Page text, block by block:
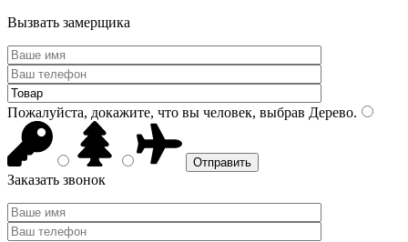
Вызвать замерщика
Пожалуйста, докажите, что вы человек, выбрав Дерево.
Заказать звонок